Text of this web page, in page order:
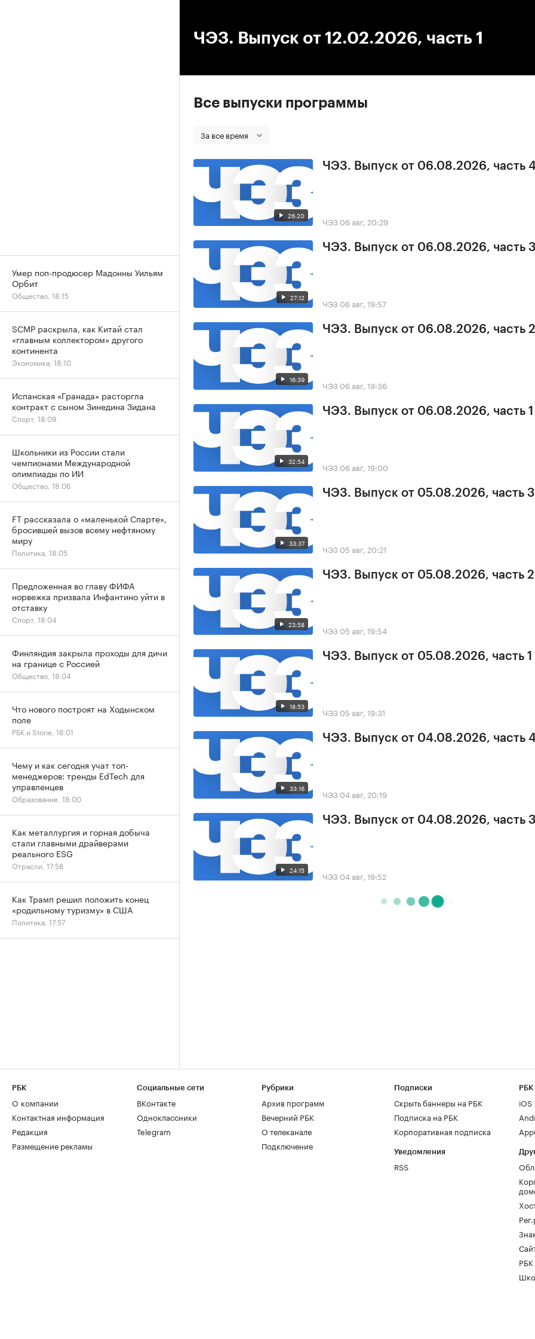
ЧЭЗ. Выпуск от 12.02.2026, часть 1
Все выпуски программы
За все время
26:20
ЧЭЗ. Выпуск от 06.08.2026, часть
ЧЭЗ 06 авг, 20:29
27:12
ЧЭЗ. Выпуск от 06.08.2026, часть
ЧЭЗ 06 авг, 19:57
16:39
ЧЭЗ. Выпуск от 06.08.2026, часть 2
ЧЭЗ 06 авг, 19:36
32:54
ЧЭЗ. Выпуск от 06.08.2026, часть 1
ЧЭЗ 06 авг, 19:00
33:37
ЧЭЗ. Выпуск от 05.08.2026, часть 3
ЧЭЗ 05 авг, 20:21
23:58
ЧЭЗ. Выпуск от 05.08.2026, часть 2
ЧЭЗ 05 авг, 19:54
18:53
ЧЭЗ. Выпуск от 05.08.2026, часть 1
ЧЭЗ 05 авг, 19:31
33:16
ЧЭЗ. Выпуск от 04.08.2026, часть
ЧЭЗ 04 авг, 20:19
24:15
ЧЭЗ. Выпуск от 04.08.2026, часть
ЧЭЗ 04 авг, 19:52
Умер поп-продюсер Мадонны Уильям
Орбит
Общество, 18:15
SCMP раскрыла, как Китай стал
«главным коллектором» другого
континента
Экономика, 18:10
Испанская «Гранада» расторгла
контракт с сыном Зинедина Зидана
Спорт, 18:09
Школьники из России стали
чемпионами Международной
олимпиады по ИИ
Общество, 18:06
FT рассказала о «маленькой Спарте»,
бросившей вызов всему нефтяному
миру
Политика, 18:05
Предложенная во главу ФИФА
норвежка призвала Инфантино уйти в
отставку
Спорт, 18:04
Финляндия закрыла проходы для дичи
на границе с Россией
Общество, 18:04
Что нового построят на Ходынском
поле
РБК и Stone, 18:01
Чему и как сегодня учат топ-
менеджеров: тренды EdTech для
управленцев
Образование, 18:00
Как металлургия и горная добыча
стали главными драйверами
реального ESG
Отрасли, 17:58
Как Трамп решил положить конец
«родильному туризму» в США
Политика, 17:57
РБК
О компании
Контактная информация
Редакция
Размещение рекламы
Социальные сети
ВКонтакте
Одноклассники
Telegram
Рубрики
Архив программ
Вечерний РБК
О телеканале
Подключение
Подписки
Скрыть баннеры на РБК
Подписка на РБК
Корпоративная подписка
Уведомления
RSS
РБК
iOS